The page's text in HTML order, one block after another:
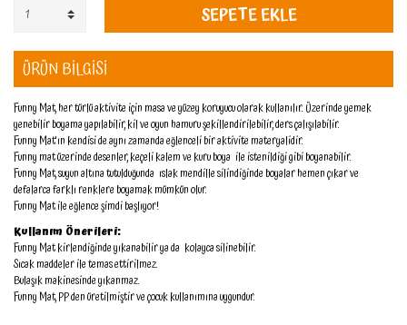
SEPETE EKLE
ÜRÜN BİLGİSİ
Funny Mat, her türlü aktivite için masa ve yüzey koruyucu olarak kullanılır. Üzerinde yemek
yenebilir boyama yapılabilir, kil ve oyun hamuru şekillendirilebilir, ders çalışılabilir.
Funny Mat'ın kendisi de aynı zamanda eğlenceli bir aktivite materyalidir.
Funny mat üzerinde desenler, keçeli kalem ve kuru boya ile istenildiği gibi boyanabilir.
Funny Mat, suyun altına tutulduğunda ıslak mendille silindiğinde boyalar hemen çıkar ve
defalarca farklı renklere boyamak mümkün olur.
Funny Mat ile eğlence şimdi başlıyor!
Kullanım Önerileri:
Funny Mat kirlendiğinde yıkanabilir ya da kolayca silinebilir.
Sıcak maddeler ile temas ettirilmez.
Bulaşık makinesinde yıkanmaz.
Funny Mat, PP den üretilmiştir ve çocuk kullanımına uygundur.